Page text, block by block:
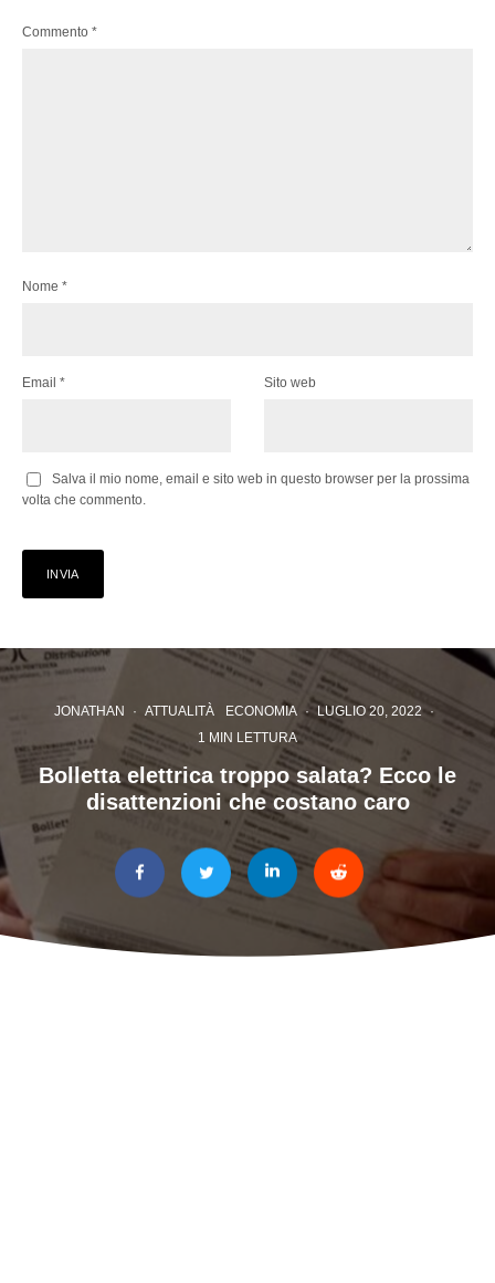
Commento *
Nome *
Email * Sito web
Salva il mio nome, email e sito web in questo browser per la prossima
volta che commento.
JONATHAN · ATTUALITÀ ECONOMIA · LUGLIO 20, 2022 ·
1 MIN LETTURA
Bolletta elettrica troppo salata? Ecco le
disattenzioni che costano caro